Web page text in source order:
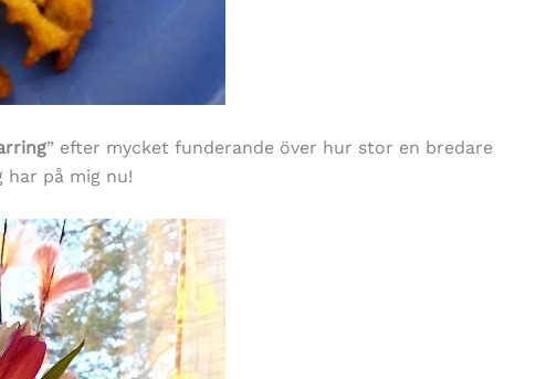
” efter mycket funderande över hur stor en bredare
har på mig nu!